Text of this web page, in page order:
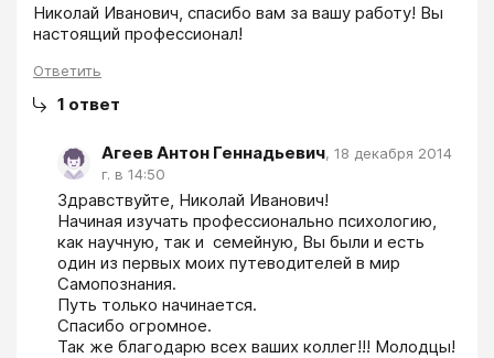
Николай Иванович, спасибо вам за вашу работу! Вы
настоящий профессионал!
Ответить
1 ответ
Агеев Антон Геннадьевич, 18 декабря 2014
г. в 14:50
Здравствуйте, Николай Иванович!
Начиная изучать профессионально психологию,
как научную, так и  семейную, Вы были и есть
один из первых моих путеводителей в мир
Самопознания.
Путь только начинается.
Спасибо огромное.
Так же благодарю всех ваших коллег!!! Молодцы!